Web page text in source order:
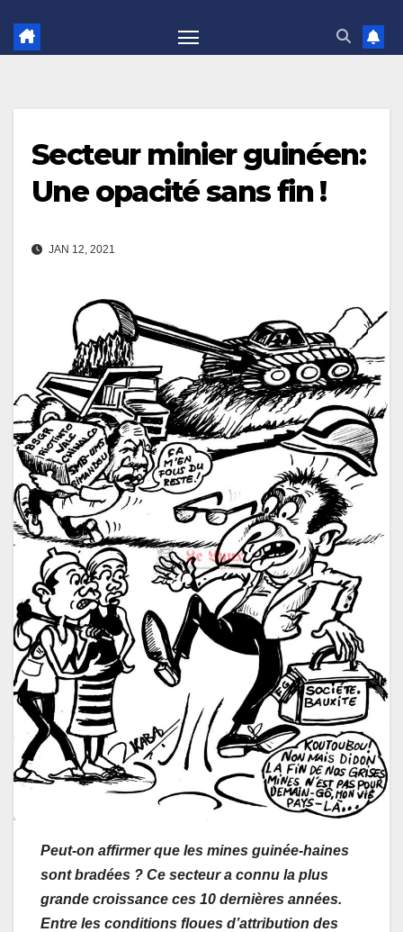
Secteur minier guinéen:
Une opacité sans fin !
JAN 12, 2021
Peut-on affirmer que les mines guinée-haines
sont bradées ? Ce secteur a connu la plus
grande croissance ces 10 dernières années.
Entre les conditions floues d’attribution des